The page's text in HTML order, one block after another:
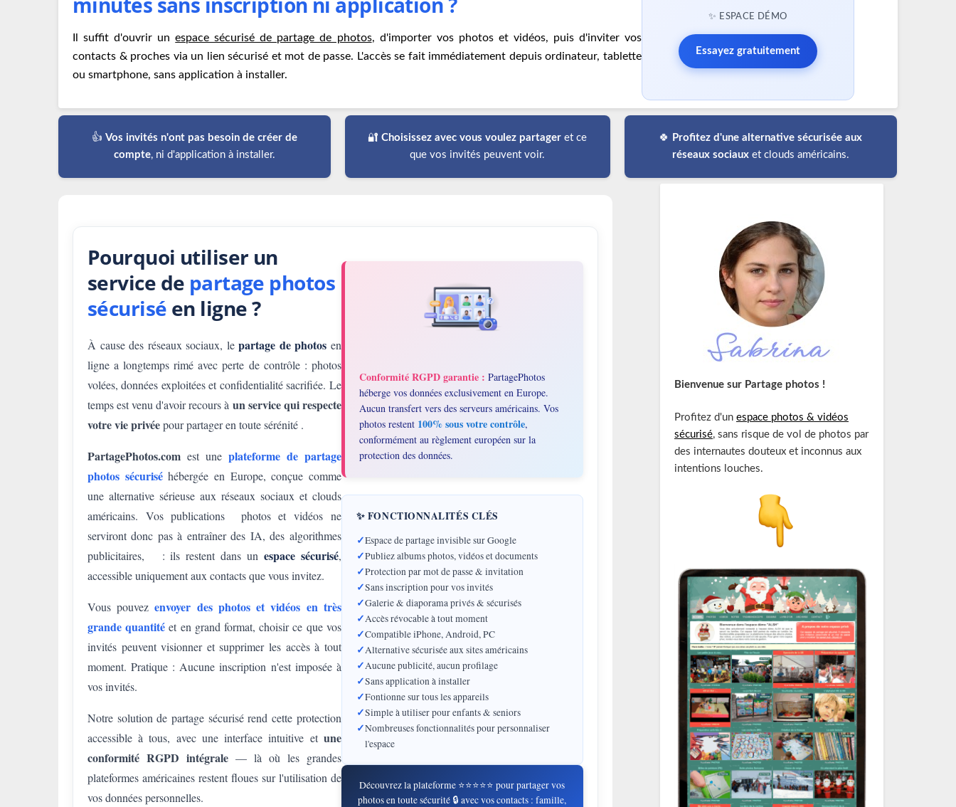
Il suffit d'ouvrir unespace sécurisé de partage de photos, d'importer vos photos et vidéos, puis d'inviter vos
contacts & proches via un lien sécurisé et mot de passe. L'accès se fait immédiatement depuis ordinateur, tablette
ou smartphone, sans application à installer.
✨ ESPACE DÉMO
Essayez gratuitement
👍 Vos invités n'ont pas besoin de créer de
compte, ni d'application à installer.
🔐Choisissez avec vous voulez partager et ce
que vos invités peuvent voir.
🍀 Profitez d'une alternative sécurisée aux
réseaux sociauxet clouds américains.
Pourquoi utiliser un
service de partage photos
sécurisé en ligne ?
À cause des réseaux sociaux, lepartage de photos en
ligne a longtemps rimé avec perte de contrôle : photos
volées, données exploitées et confidentialité sacrifiée. Le
temps est venu d'avoir recours à un service qui respecte
votre vie privéepour partager en toute sérénité .
PartagePhotos.com est une plateforme de partage
photos sécuriséhébergée en Europe, conçue comme
une alternative sérieuse aux réseaux sociaux et clouds
américains. Vos publications photos et vidéos ne
serviront donc pas à entraîner des IA, des algorithmes
publicitaires, : ils restent dans un espace sécurisé,
accessible uniquement aux contacts que vous invitez.
Vous pouvezenvoyer des photos et vidéos en très
grande quantité et en grand format, choisir ce que vos
invités peuvent visionner et supprimer les accès à tout
moment. Pratique : Aucune inscription n'est imposée à
vos invités.
Notre solution de partage sécurisé rend cette protection
accessible à tous, avec une interface intuitive et une
conformité RGPD intégrale— là où les grandes
plateformes américaines restent floues sur l'utilisation de
vos données personnelles.
Conformité RGPD garantie : PartagePhotos
héberge vos données exclusivement en Europe.
Aucun transfert vers des serveurs américains. Vos
photos restent 100% sous votre contrôle,
conformément au règlement européen sur la
protection des données.
✨ FONCTIONNALITÉS CLÉS
✓Espace de partage invisible sur Google
✓Publiez albums photos, vidéos et documents
✓Protection par mot de passe & invitation
✓Sans inscription pour vos invités
✓Galerie & diaporama privés & sécurisés
✓Accès révocable à tout moment
✓Compatible iPhone, Android, PC
✓Alternative sécurisée aux sites américains
✓Aucune publicité, aucun profilage
✓Sans application à installer
✓Fontionne sur tous les appareils
✓Simple à utiliser pour enfants & seniors
✓Nombreuses fonctionnalités pour personnaliser
l'espace
Découvrez la plateforme ⭐⭐⭐⭐⭐ pour partager vos
photos en toute sécurité 🔒 avec vos contacts : famille,
Bienvenue sur Partage photos !
Profitez d'un espace photos & vidéos
sécurisé, sans risque de vol de photos par
des internautes douteux et inconnus aux
intentions louches.